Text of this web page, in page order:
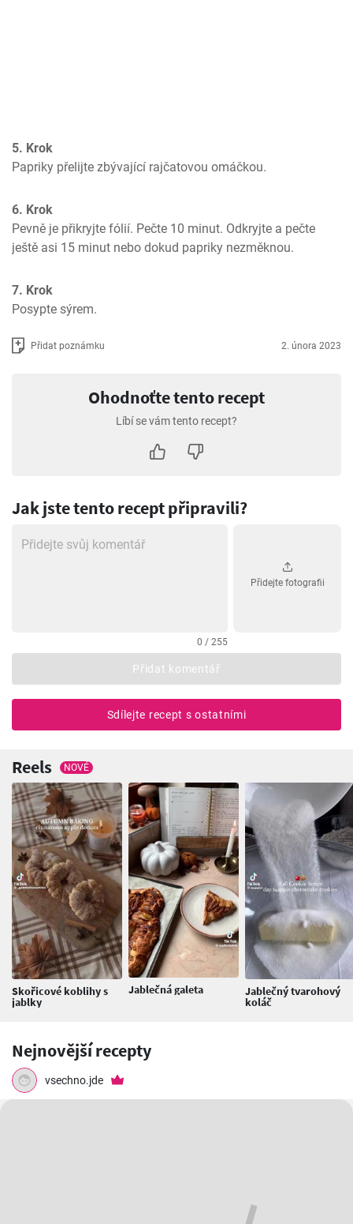
5. Krok
Papriky přelijte zbývající rajčatovou omáčkou.
6. Krok
Pevně je přikryjte fólií. Pečte 10 minut. Odkryjte a pečte
ještě asi 15 minut nebo dokud papriky nezměknou.
7. Krok
Posypte sýrem.
Přidat poznámku 2. února 2023
Ohodnoťte tento recept
Líbí se vám tento recept?
Jak jste tento recept připravili?
0 / 255
Přidejte fotografii
Přidat komentář
Sdílejte recept s ostatními
Reels NOVÉ
Skořicové koblihy s
jablky
Jablečná galeta Jablečný tvarohový
koláč
Nejnovější recepty
vsechno.jde